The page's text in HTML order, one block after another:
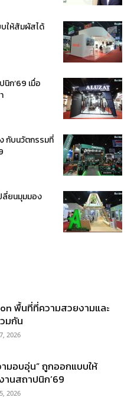
บให้สัมผัสได้
ก’69 เมื่อ
กับนวัตกรรมที่
ลี่ยนมุมมอง
พื้นที่ที่ความสวยงามและ
มกัน
2026
มอบอุ่น” ถูกออกแบบให้
นสถาปนิก’69
2026